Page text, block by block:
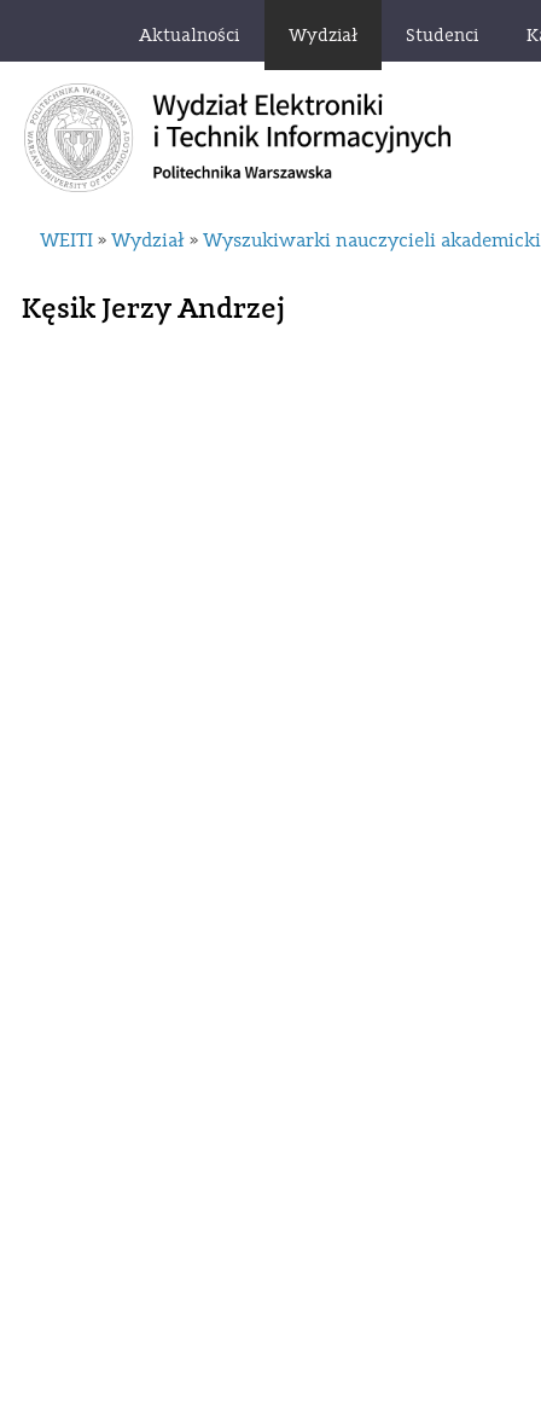
Aktualności Wydział Studenci
WEITI » Wydział » Wyszukiwarki nauczycieli
Kęsik Jerzy Andrzej